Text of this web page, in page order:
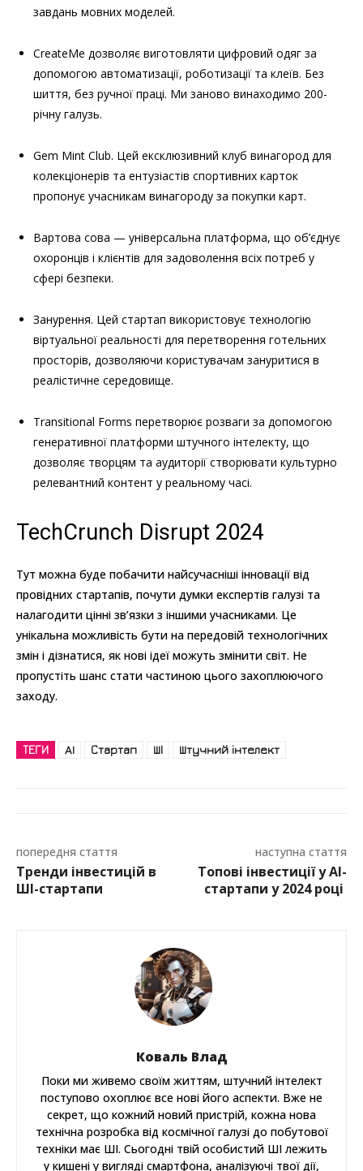
завдань мовних моделей.
CreateMe дозволяє виготовляти цифровий одяг за
допомогою автоматизації, роботизації та клеїв. Без
шиття, без ручної праці. Ми заново винаходимо 200-
річну галузь.
Gem Mint Club. Цей ексклюзивний клуб винагород для
колекціонерів та ентузіастів спортивних карток
пропонує учасникам винагороду за покупки карт.
Вартова сова — універсальна платформа, що об’єднує
охоронців і клієнтів для задоволення всіх потреб у
сфері безпеки.
Занурення. Цей стартап використовує технологію
віртуальної реальності для перетворення готельних
просторів, дозволяючи користувачам зануритися в
реалістичне середовище.
Transitional Forms перетворює розваги за допомогою
генеративної платформи штучного інтелекту, що
дозволяє творцям та аудиторії створювати культурно
релевантний контент у реальному часі.
TechCrunch Disrupt 2024
Тут можна буде побачити найсучасніші інновації від
провідних стартапів, почути думки експертів галузі та
налагодити цінні зв’язки з іншими учасниками. Це
унікальна можливість бути на передовій технологічних
змін і дізнатися, як нові ідеї можуть змінити світ. Не
пропустіть шанс стати частиною цього захоплюючого
заходу.
ТЕГИ AI Стартап ШІ Штучний інтелект
попередня стаття
Тренди інвестицій в
ШІ-стартапи
наступна стаття
Топові інвестиції у АІ-
стартапи у 2024 році
Коваль Влад
Поки ми живемо своїм життям, штучний інтелект
поступово охоплює все нові його аспекти. Вже не
секрет, що кожний новий пристрій, кожна нова
технічна розробка від космічної галузі до побутової
техніки має ШІ. Сьогодні твій особистий ШІ лежить
у кишені у вигляді смартфона, аналізуючі твої дії,